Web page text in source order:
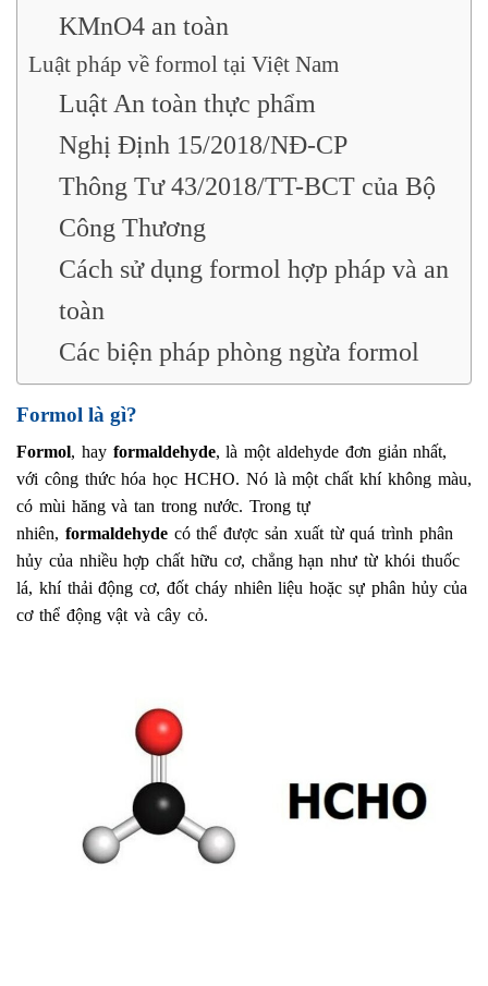
KMnO4 an toàn
Luật pháp về formol tại Việt Nam
Luật An toàn thực phẩm
Nghị Định 15/2018/NĐ-CP
Thông Tư 43/2018/TT-BCT của Bộ
Công Thương
Cách sử dụng formol hợp pháp và an
toàn
Các biện pháp phòng ngừa formol
Formol là gì?
Formol, hay formaldehyde, là một aldehyde đơn giản nhất,
với công thức hóa học HCHO. Nó là một chất khí không màu,
có mùi hăng và tan trong nước. Trong tự
nhiên, formaldehydecó thể được sản xuất từ quá trình phân
hủy của nhiều hợp chất hữu cơ, chẳng hạn như từ khói thuốc
lá, khí thải động cơ, đốt cháy nhiên liệu hoặc sự phân hủy của
cơ thể động vật và cây cỏ.